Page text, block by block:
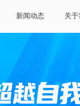
新闻动态 关